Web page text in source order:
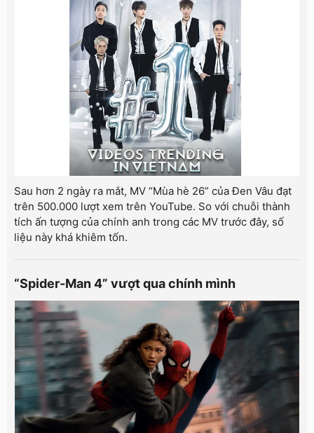
Sau hơn 2 ngày ra mắt, MV “Mùa hè 26” của Đen Vâu đạt
trên 500.000 lượt xem trên YouTube. So với chuỗi thành
tích ấn tượng của chính anh trong các MV trước đây, số
liệu này khá khiêm tốn.
“Spider-Man 4” vượt qua chính mình